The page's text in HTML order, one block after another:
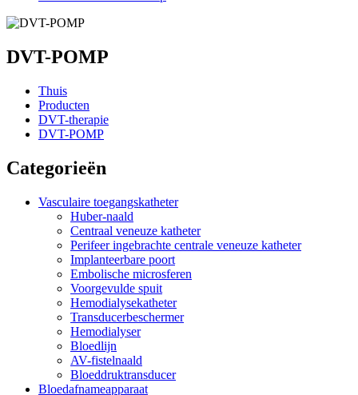
DVT-POMP
Thuis
Producten
DVT-therapie
DVT-POMP
Categorieën
Vasculaire toegangskatheter
Huber-naald
Centraal veneuze katheter
Perifeer ingebrachte centrale veneuze katheter
Implanteerbare poort
Embolische microsferen
Voorgevulde spuit
Hemodialysekatheter
Transducerbeschermer
Hemodialyser
Bloedlijn
AV-fistelnaald
Bloeddruktransducer
Bloedafnameapparaat